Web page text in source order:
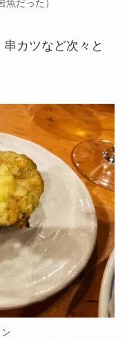
だった）
カツなど次々と